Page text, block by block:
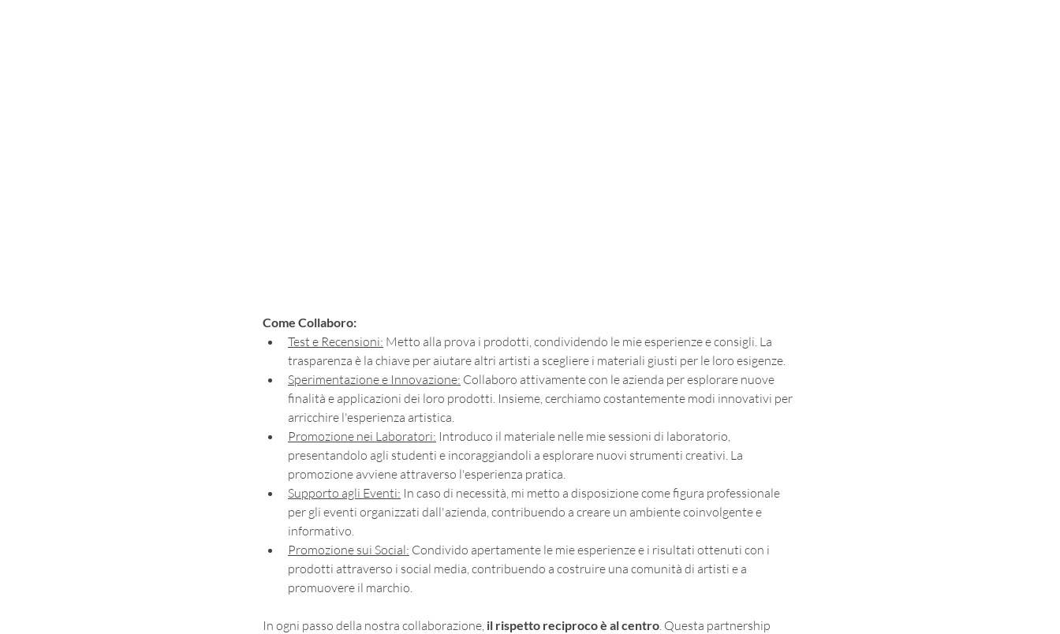
Come Collaboro:
Test e Recensioni: Metto alla prova i prodotti, condividendo le mie esperienze e consigli. La
trasparenza è la chiave per aiutare altri artisti a scegliere i materiali giusti per le loro esigenze.
Sperimentazione e Innovazione: Collaboro attivamente con le azienda per esplorare nuove
finalità e applicazioni dei loro prodotti. Insieme, cerchiamo costantemente modi innovativi per
arricchire l'esperienza artistica.
Promozione nei Laboratori: Introduco il materiale nelle mie sessioni di laboratorio,
presentandolo agli studenti e incoraggiandoli a esplorare nuovi strumenti creativi. La
promozione avviene attraverso l'esperienza pratica.
Supporto agli Eventi: In caso di necessità, mi metto a disposizione come figura professionale
per gli eventi organizzati dall'azienda, contribuendo a creare un ambiente coinvolgente e
informativo.
Promozione sui Social: Condivido apertamente le mie esperienze e i risultati ottenuti con i
prodotti attraverso i social media, contribuendo a costruire una comunità di artisti e a
promuovere il marchio.
In ogni passo della nostra collaborazione, il rispetto reciproco è al centro Questa partnership